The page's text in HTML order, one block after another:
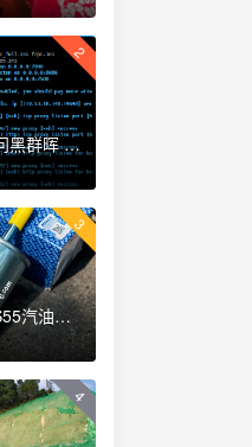
2
利用 frp 实现外网访问黑群晖 NAS
3
自己动手更换长安CS55汽油滤芯、机油和机油滤芯
4